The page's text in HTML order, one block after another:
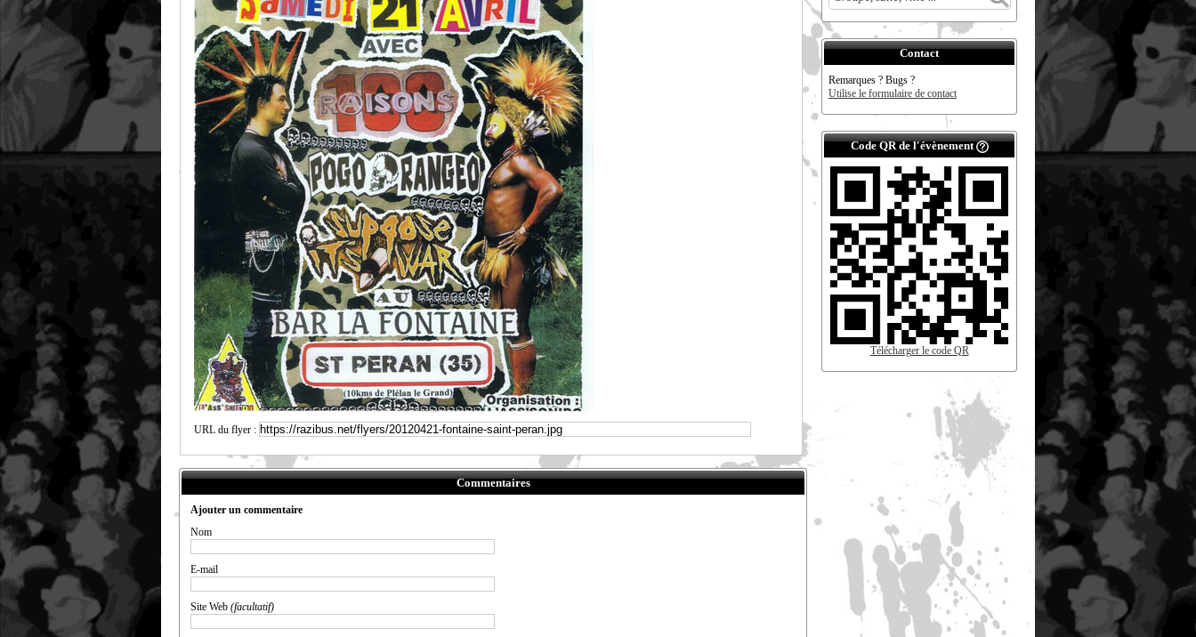
URL du flyer :
Commentaires
Ajouter un commentaire
Nom
E-mail
Site Web (facultatif)
Contact
Remarques ? Bugs ?
Utilise le formulaire de contact
Code QR de l'évènement
Télécharger le code QR